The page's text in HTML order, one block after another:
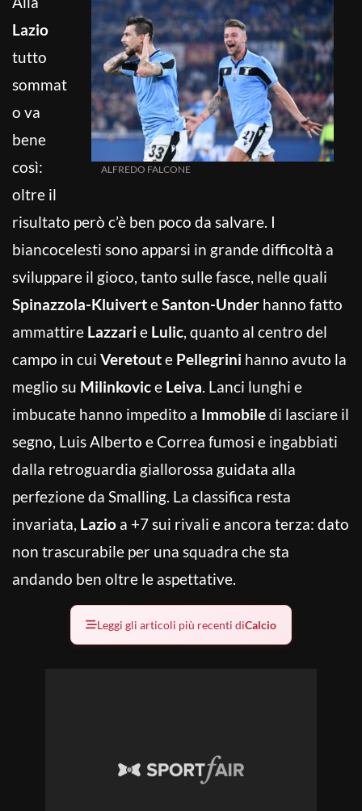
ALFREDO FALCONE
Lazio
tutto
sommat
o va
bene
così:
oltre il
risultato però c’è ben poco da salvare. I
biancocelesti sono apparsi in grande difficoltà a
sviluppare il gioco, tanto sulle fasce, nelle quali
Spinazzola-KluiverteSanton-Under hanno fatto
ammattire Lazzari e Lulic, quanto al centro del
campo in cui Veretoute Pellegrini hanno avuto la
meglio su Milinkovice Leiva. Lanci lunghi e
imbucate hanno impedito a Immobiledi lasciare il
segno, Luis Alberto e Correa fumosi e ingabbiati
dalla retroguardia giallorossa guidata alla
perfezione da Smalling. La classifica resta
invariata, Lazio a +7 sui rivali e ancora terza: dato
non trascurabile per una squadra che sta
andando ben oltre le aspettative.
Leggi gli articoli più recenti diCalcio